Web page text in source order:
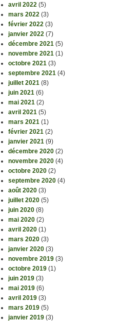
avril 2022 (5)
mars 2022 (3)
février 2022 (3)
janvier 2022 (7)
décembre 2021 (5)
novembre 2021 (1)
octobre 2021 (3)
septembre 2021 (4)
juillet 2021 (8)
juin 2021 (6)
mai 2021 (2)
avril 2021 (5)
mars 2021 (1)
février 2021 (2)
janvier 2021 (9)
décembre 2020 (2)
novembre 2020 (4)
octobre 2020 (2)
septembre 2020 (4)
août 2020 (3)
juillet 2020 (5)
juin 2020 (8)
mai 2020 (2)
avril 2020 (1)
mars 2020 (3)
janvier 2020 (3)
novembre 2019 (3)
octobre 2019 (1)
juin 2019 (3)
mai 2019 (6)
avril 2019 (3)
mars 2019 (5)
janvier 2019 (3)